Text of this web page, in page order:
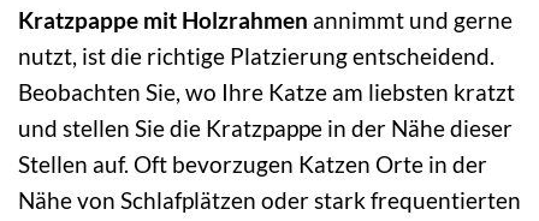
Kratzpappe mit Holzrahmen annimmt und gerne
nutzt, ist die richtige Platzierung entscheidend.
Beobachten Sie, wo Ihre Katze am liebsten kratzt
und stellen Sie die Kratzpappe in der Nähe dieser
Stellen auf. Oft bevorzugen Katzen Orte in der
Nähe von Schlafplätzen oder stark frequentierten